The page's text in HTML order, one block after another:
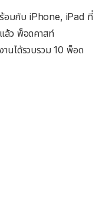
อมกับ iPhone, iPad ที่
แล้ว พ็อดคาสท์
านได้รวบรวม 10 พ็อด